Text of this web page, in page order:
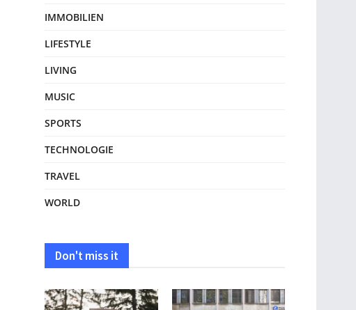
IMMOBILIEN
LIFESTYLE
LIVING
MUSIC
SPORTS
TECHNOLOGIE
TRAVEL
WORLD
Don't miss it